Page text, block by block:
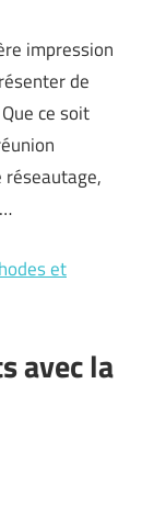
impression
de
ce soit
et
avec la